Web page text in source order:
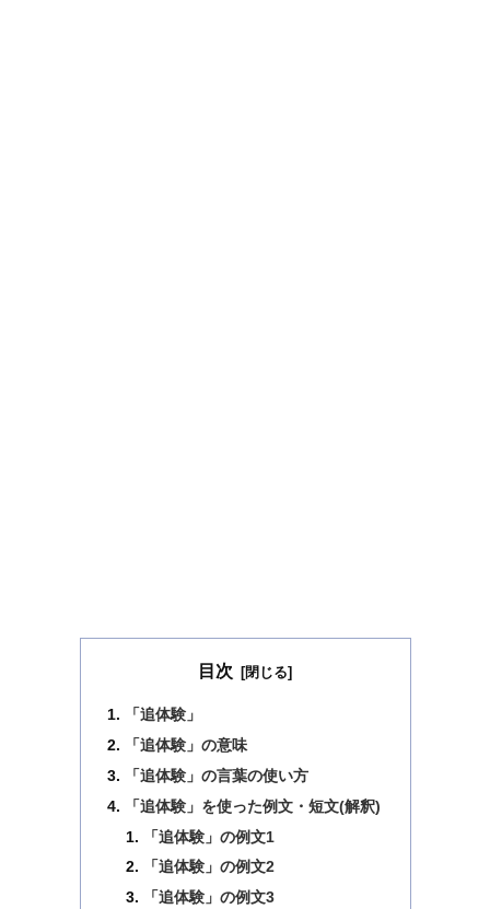
目次
「追体験」
「追体験」の意味
「追体験」の言葉の使い方
「追体験」を使った例文・短文(解釈)
「追体験」の例文1
「追体験」の例文2
「追体験」の例文3